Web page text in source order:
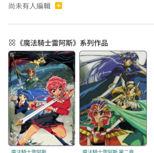
尚未有人編輯
《魔法騎士雷阿斯》系列作品